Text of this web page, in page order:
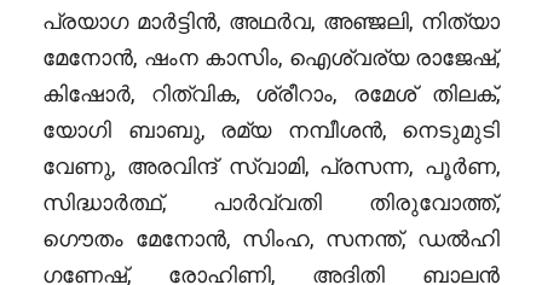
പ്രയാഗ മാർട്ടിൻ, അഥർവ, അഞ്ജലി, നിത്യാ
മേനോൻ, ഷംന കാസിം, ഐശ്വര്യ രാജേഷ്,
കിഷോർ, റിത്വിക, ശ്രീറാം, രമേശ് തിലക്,
യോഗി ബാബു, രമ്യ നമ്പീശൻ, നെടുമുടി
വേണു, അരവിന്ദ് സ്വാമി, പ്രസന്ന, പൂർണ,
സിദ്ധാർത്ഥ്, പാർവ്വതി തിരുവോത്ത്,
ഗൌതം മേനോൻ, സിംഹ, സനന്ത്, ഡൽഹി
ഗണേഷ്, രോഹിണി, അദിതി ബാലൻ